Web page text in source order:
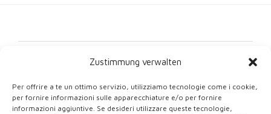
Zustimmung verwalten
Per offrire a te un ottimo servizio, utilizziamo tecnologie come i cookie,
per fornire informazioni sulle apparecchiature e/o per fornire
informazioni aggiuntive. Se desideri utilizzare queste tecnologie,
Protezione dei dati